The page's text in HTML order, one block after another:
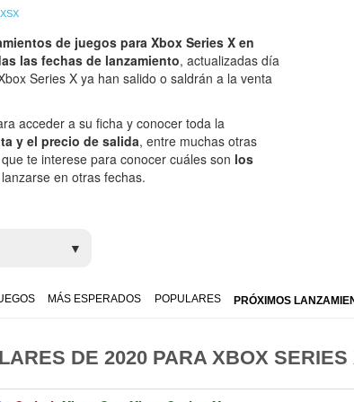
de juegos para Xbox Series X en
las fechas de lanzamiento, actualizadas día
Series X ya han salido o saldrán a la venta
acceder a su ficha y conocer toda la
y el precio de salida, entre muchas otras
te interese para conocer cuáles son los
en otras fechas.
MÁS ESPERADOS POPULARES PRÓXIMOS
DE 2020 PARA XBOX SERIES